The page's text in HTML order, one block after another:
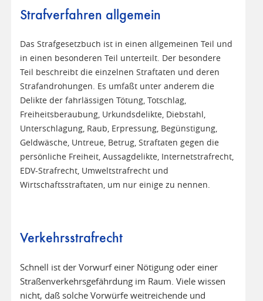
Strafverfahren allgemein
Das Strafgesetzbuch ist in einen allgemeinen Teil und
in einen besonderen Teil unterteilt. Der besondere
Teil beschreibt die einzelnen Straftaten und deren
Strafandrohungen. Es umfaßt unter anderem die
Delikte der fahrlässigen Tötung, Totschlag,
Freiheitsberaubung, Urkundsdelikte, Diebstahl,
Unterschlagung, Raub, Erpressung, Begünstigung,
Geldwäsche, Untreue, Betrug, Straftaten gegen die
persönliche Freiheit, Aussagdelikte, Internetstrafrecht,
EDV-Strafrecht, Umweltstrafrecht und
Wirtschaftsstraftaten, um nur einige zu nennen.
Verkehrsstrafrecht
Schnell ist der Vorwurf einer Nötigung oder einer
Straßenverkehrsgefährdung im Raum. Viele wissen
nicht, daß solche Vorwürfe weitreichende und